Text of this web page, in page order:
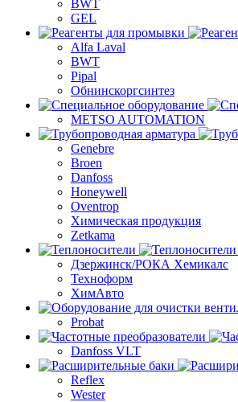
BWT
GEL
Alfa Laval
BWT
Pipal
Обнинскоргсинтез
METSO AUTOMATION
Genebre
Broen
Danfoss
Honeywell
Oventrop
Химическая продукция
Zetkama
Дзержинск/РОКА Хемикалс
Техноформ
ХимАвто
Probat
Danfoss VLT
Reflex
Wester